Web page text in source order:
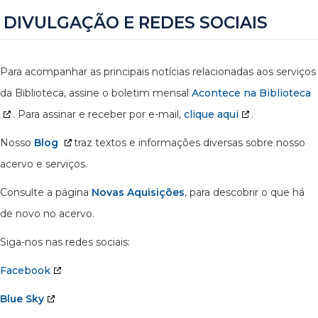
DIVULGAÇÃO E REDES SOCIAIS
Para acompanhar as principais notícias relacionadas aos serviços
da Biblioteca, assine o boletim mensal Acontece na Biblioteca
. Para assinar e receber por e-mail, clique aqui .
Nosso Blog
traz textos e informações diversas sobre nosso
acervo e serviços.
Consulte a página Novas Aquisições, para descobrir o que há
de novo no acervo.
Siga-nos nas redes sociais:
Facebook
Blue Sky